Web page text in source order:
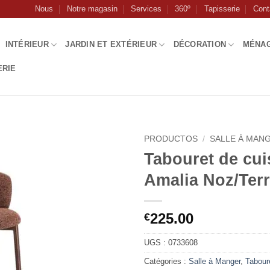
Nous Notre magasin Services 360º Tapisserie
INTÉRIEUR JARDIN ET EXTÉRIEUR DÉCORATION
PRODUCTOS / SALLE À
Tabouret de
Amalia Noz/
€225.00
UGS : 0733608
Catégories : Salle à Manger,